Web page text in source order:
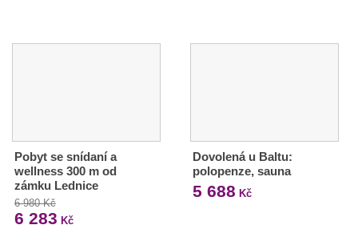
Pobyt se snídaní a
wellness 300 m od
zámku Lednice
6 980 Kč
6 283 Kč
Dovolená u Baltu:
polopenze, sauna
5 688 Kč